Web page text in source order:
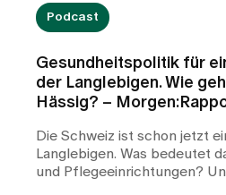
Podcast
Gesundheitspolitik für
der Langlebigen. Wie
Hässig? –
Die Schweiz ist schon jetzt
Langlebigen. Was bedeutet
und Pflegeeinrichtungen?